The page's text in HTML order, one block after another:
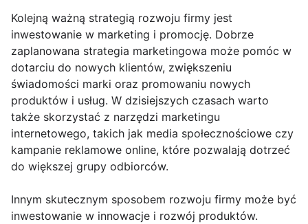
Kolejną ważną strategią rozwoju firmy jest
inwestowanie w marketing i promocję. Dobrze
zaplanowana strategia marketingowa może pomóc w
dotarciu do nowych klientów, zwiększeniu
świadomości marki oraz promowaniu nowych
produktów i usług. W dzisiejszych czasach warto
także skorzystać z narzędzi marketingu
internetowego, takich jak media społecznościowe czy
kampanie reklamowe online, które pozwalają dotrzeć
do większej grupy odbiorców.
Innym skutecznym sposobem rozwoju firmy może być
inwestowanie w innowacje i rozwój produktów.